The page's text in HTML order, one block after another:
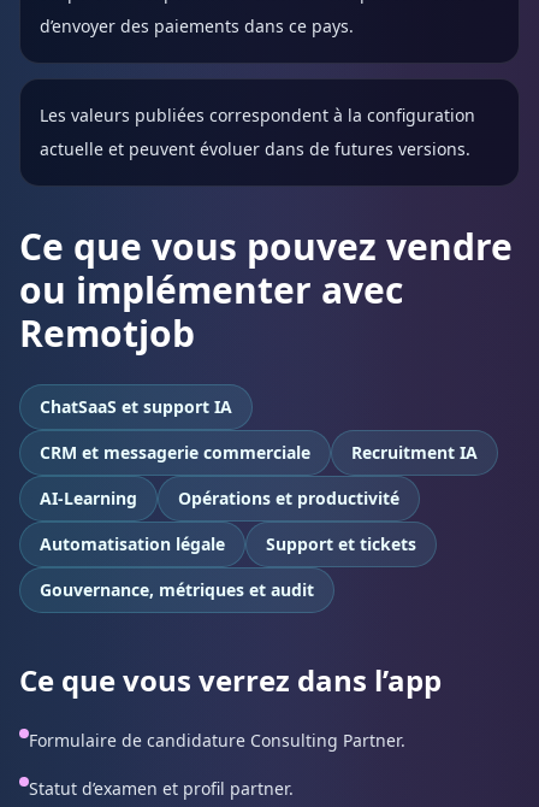
d’envoyer des paiements dans ce pays.
Les valeurs publiées correspondent à la configuration
actuelle et peuvent évoluer dans de futures versions.
Ce que vous pouvez vendre
ou implémenter avec
Remotjob
ChatSaaS et support IA
CRM et messagerie commerciale
Recruitment IA
AI-Learning
Opérations et productivité
Automatisation légale
Support et tickets
Gouvernance, métriques et audit
Ce que vous verrez dans l’app
Formulaire de candidature Consulting Partner.
Statut d’examen et profil partner.